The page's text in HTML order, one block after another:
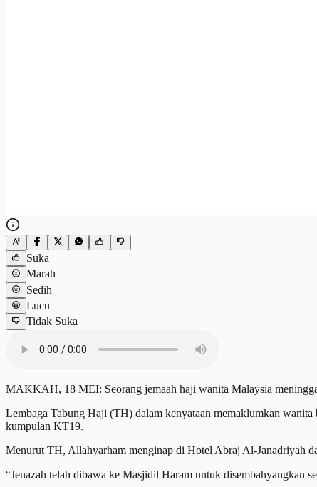
Suka
Marah
Sedih
Lucu
Tidak Suka
MAKKAH, 18 MEI: Seorang jemaah haji wanita Malaysia
Lembaga Tabung Haji (TH) dalam kenyataan memaklumkan wanita
kumpulan KT19.
Menurut TH, Allahyarham menginap di Hotel Abraj Al-Janadriyah
“Jenazah telah dibawa ke Masjidil Haram untuk disembahyangkan